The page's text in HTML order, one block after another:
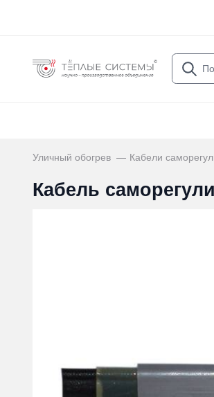
Уличный обогрев Кабели
Кабель